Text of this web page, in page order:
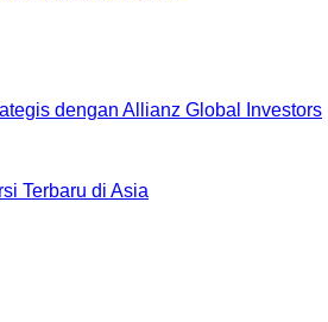
dengan Allianz Global Investors
Terbaru di Asia